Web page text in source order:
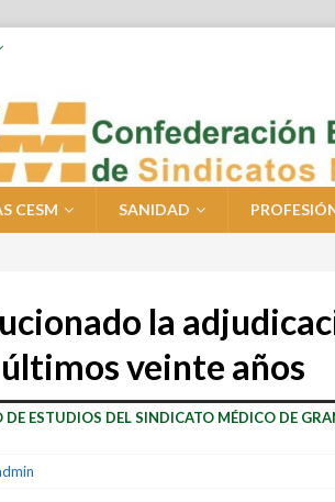
CESM SANIDAD
la
veinte años
DE ESTUDIOS DEL SINDICATO MÉDICO DE